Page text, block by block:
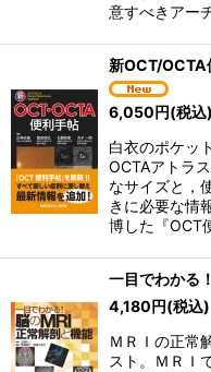
意すべきアー
新OCT/OCTA
6,050 円(税込)
白衣のポケッ
OCTAアトラ
なサイズと，
きに必要な情
博した『OCT
一目でわかる
4,180 円(税込)
ＭＲＩの正常
スト。ＭＲＩ